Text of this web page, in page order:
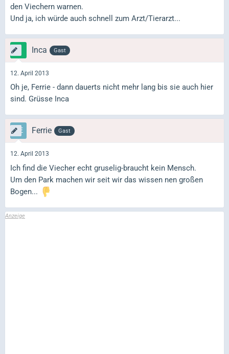
den Viechern warnen.
Und ja, ich würde auch schnell zum Arzt/Tierarzt...
Inca Gast
12. April 2013
Oh je, Ferrie - dann dauerts nicht mehr lang bis sie auch hier
sind. Grüsse Inca
Ferrie Gast
12. April 2013
Ich find die Viecher echt gruselig-braucht kein Mensch.
Um den Park machen wir seit wir das wissen nen großen
Bogen...